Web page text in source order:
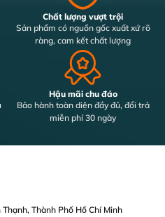
Chất lượng vượt trội
Sản phẩm có nguồn gốc xuất xứ rõ
ràng, cam kết chất lượng
Hậu mãi chu đáo
Bảo hành toàn diện đầy đủ, đổi trả
miễn phí 30 ngày
Thành Phố Hồ Chí Minh